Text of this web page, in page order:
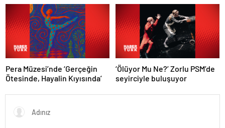
Pera Müzesi’nde ‘Gerçeğin
Ötesinde, Hayalin Kıyısında’
‘Ölüyor Mu Ne?’ Zorlu PSM’de
seyirciyle buluşuyor